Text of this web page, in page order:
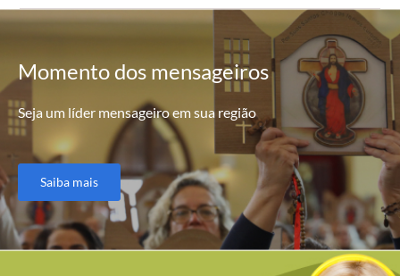
Momentodos mensageiros
Seja um líder mensageiro em sua região
Saiba mais